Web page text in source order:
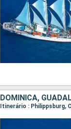
DOMINICA,